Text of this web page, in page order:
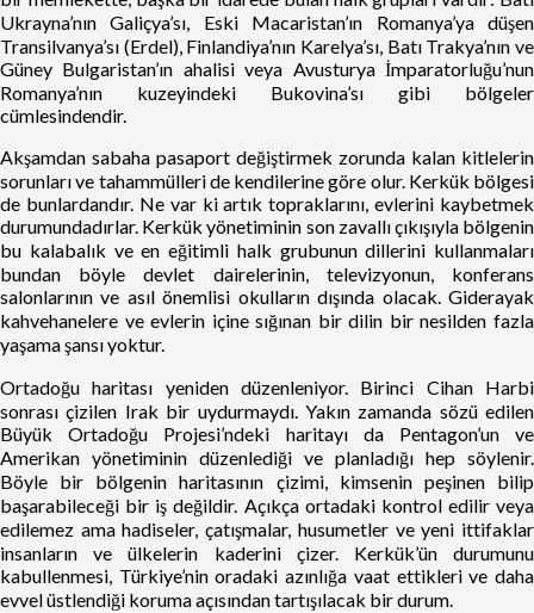
Ukrayna’nın Galiçya’sı, Eski Macaristan’ın Romanya’ya düşen
Transilvanya’sı (Erdel), Finlandiya’nın Karelya’sı, Batı Trakya’nın ve
Güney Bulgaristan’ın ahalisi veya Avusturya İmparatorluğu’nun
Romanya’nın kuzeyindeki Bukovina’sı gibi bölgeler
cümlesindendir.
Akşamdan sabaha pasaport değiştirmek zorunda kalan kitlelerin
sorunları ve tahammülleri de kendilerine göre olur. Kerkük bölgesi
de bunlardandır. Ne var ki artık topraklarını, evlerini kaybetmek
durumundadırlar. Kerkük yönetiminin son zavallı çıkışıyla bölgenin
bu kalabalık ve en eğitimli halk grubunun dillerini kullanmaları
bundan böyle devlet dairelerinin, televizyonun, konferans
salonlarının ve asıl önemlisi okulların dışında olacak. Giderayak
kahvehanelere ve evlerin içine sığınan bir dilin bir nesilden fazla
yaşama şansı yoktur.
Ortadoğu haritası yeniden düzenleniyor. Birinci Cihan Harbi
sonrası çizilen Irak bir uydurmaydı. Yakın zamanda sözü edilen
Büyük Ortadoğu Projesi’ndeki haritayı da Pentagon’un ve
Amerikan yönetiminin düzenlediği ve planladığı hep söylenir.
Böyle bir bölgenin haritasının çizimi, kimsenin peşinen bilip
başarabileceği bir iş değildir. Açıkça ortadaki kontrol edilir veya
edilemez ama hadiseler, çatışmalar, husumetler ve yeni ittifaklar
insanların ve ülkelerin kaderini çizer. Kerkük’ün durumunu
kabullenmesi, Türkiye’nin oradaki azınlığa vaat ettikleri ve daha
evvel üstlendiği koruma açısından tartışılacak bir durum.